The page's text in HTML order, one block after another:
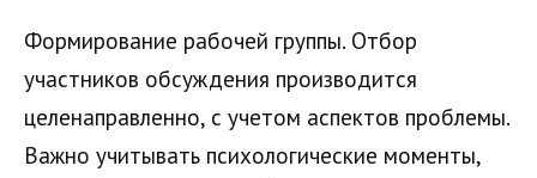
Формирование рабочей группы. Отбор
участников обсуждения производится
целенаправленно, с учетом аспектов проблемы.
Важно учитывать психологические моменты,